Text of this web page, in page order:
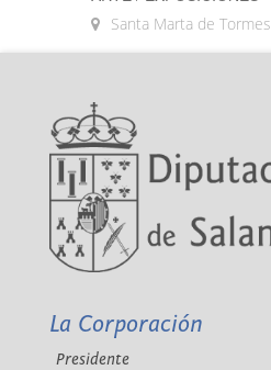
Santa Marta de Tormes
La Corporación
Presidente